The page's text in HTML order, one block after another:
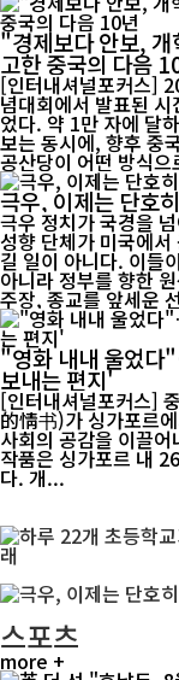
"경제보다 안보,
고한 중국의 다음
[인터내셔널포커스]
념대회에서 발표된
었다. 약 1만 자에 달
보는 동시에, 향후 중
공산당이 어떤 방식
극우, 이제는 단호
극우 정치가 국경을
성향 단체가 미국에
길 일이 아니다. 이들
아니라 정부를 향한
주장, 종교를 앞세운
"영화 내내 울었다
보내는 편지'
[인터내셔널포커스]
的情书)가 싱가포르
사회의 공감을 이끌어내고 있다. 18일 현지
작품은 싱가포르 내
다. 개...
스포츠
more +